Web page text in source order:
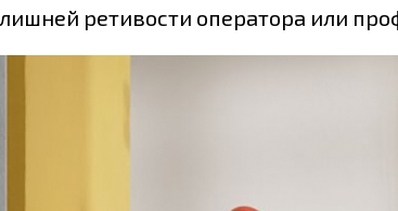
ретивости оператора или